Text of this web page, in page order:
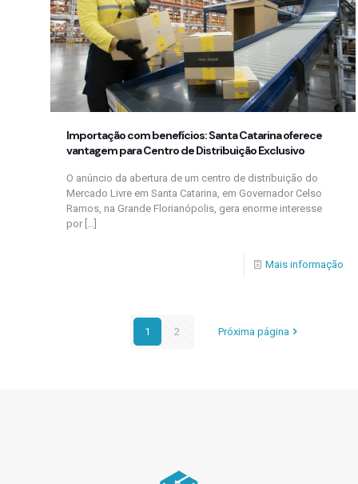
Importação com benefícios: Santa Catarina oferece
vantagem para Centro de Distribuição Exclusivo
O anúncio da abertura de um centro de distribuição do
Mercado Livre em Santa Catarina, em Governador Celso
Ramos, na Grande Florianópolis, gera enorme interesse
por […]
Mais informação
1 2 Próxima página